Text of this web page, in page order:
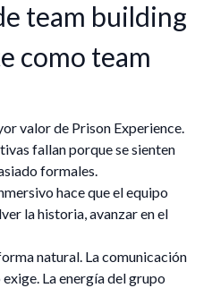
team building
como team
valor de Prison Experience.
fallan porque se sienten
formales.
hace que el equipo
la historia, avanzar en el
natural. La comunicación
La energía del grupo